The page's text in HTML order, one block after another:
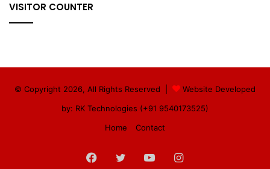
VISITOR COUNTER
© Copyright 2026, All Rights Reserved |
Website Developed
by: RK Technologies (+91 9540173525)
Home
Contact
Facebook
TwitterYouTubeInstagram